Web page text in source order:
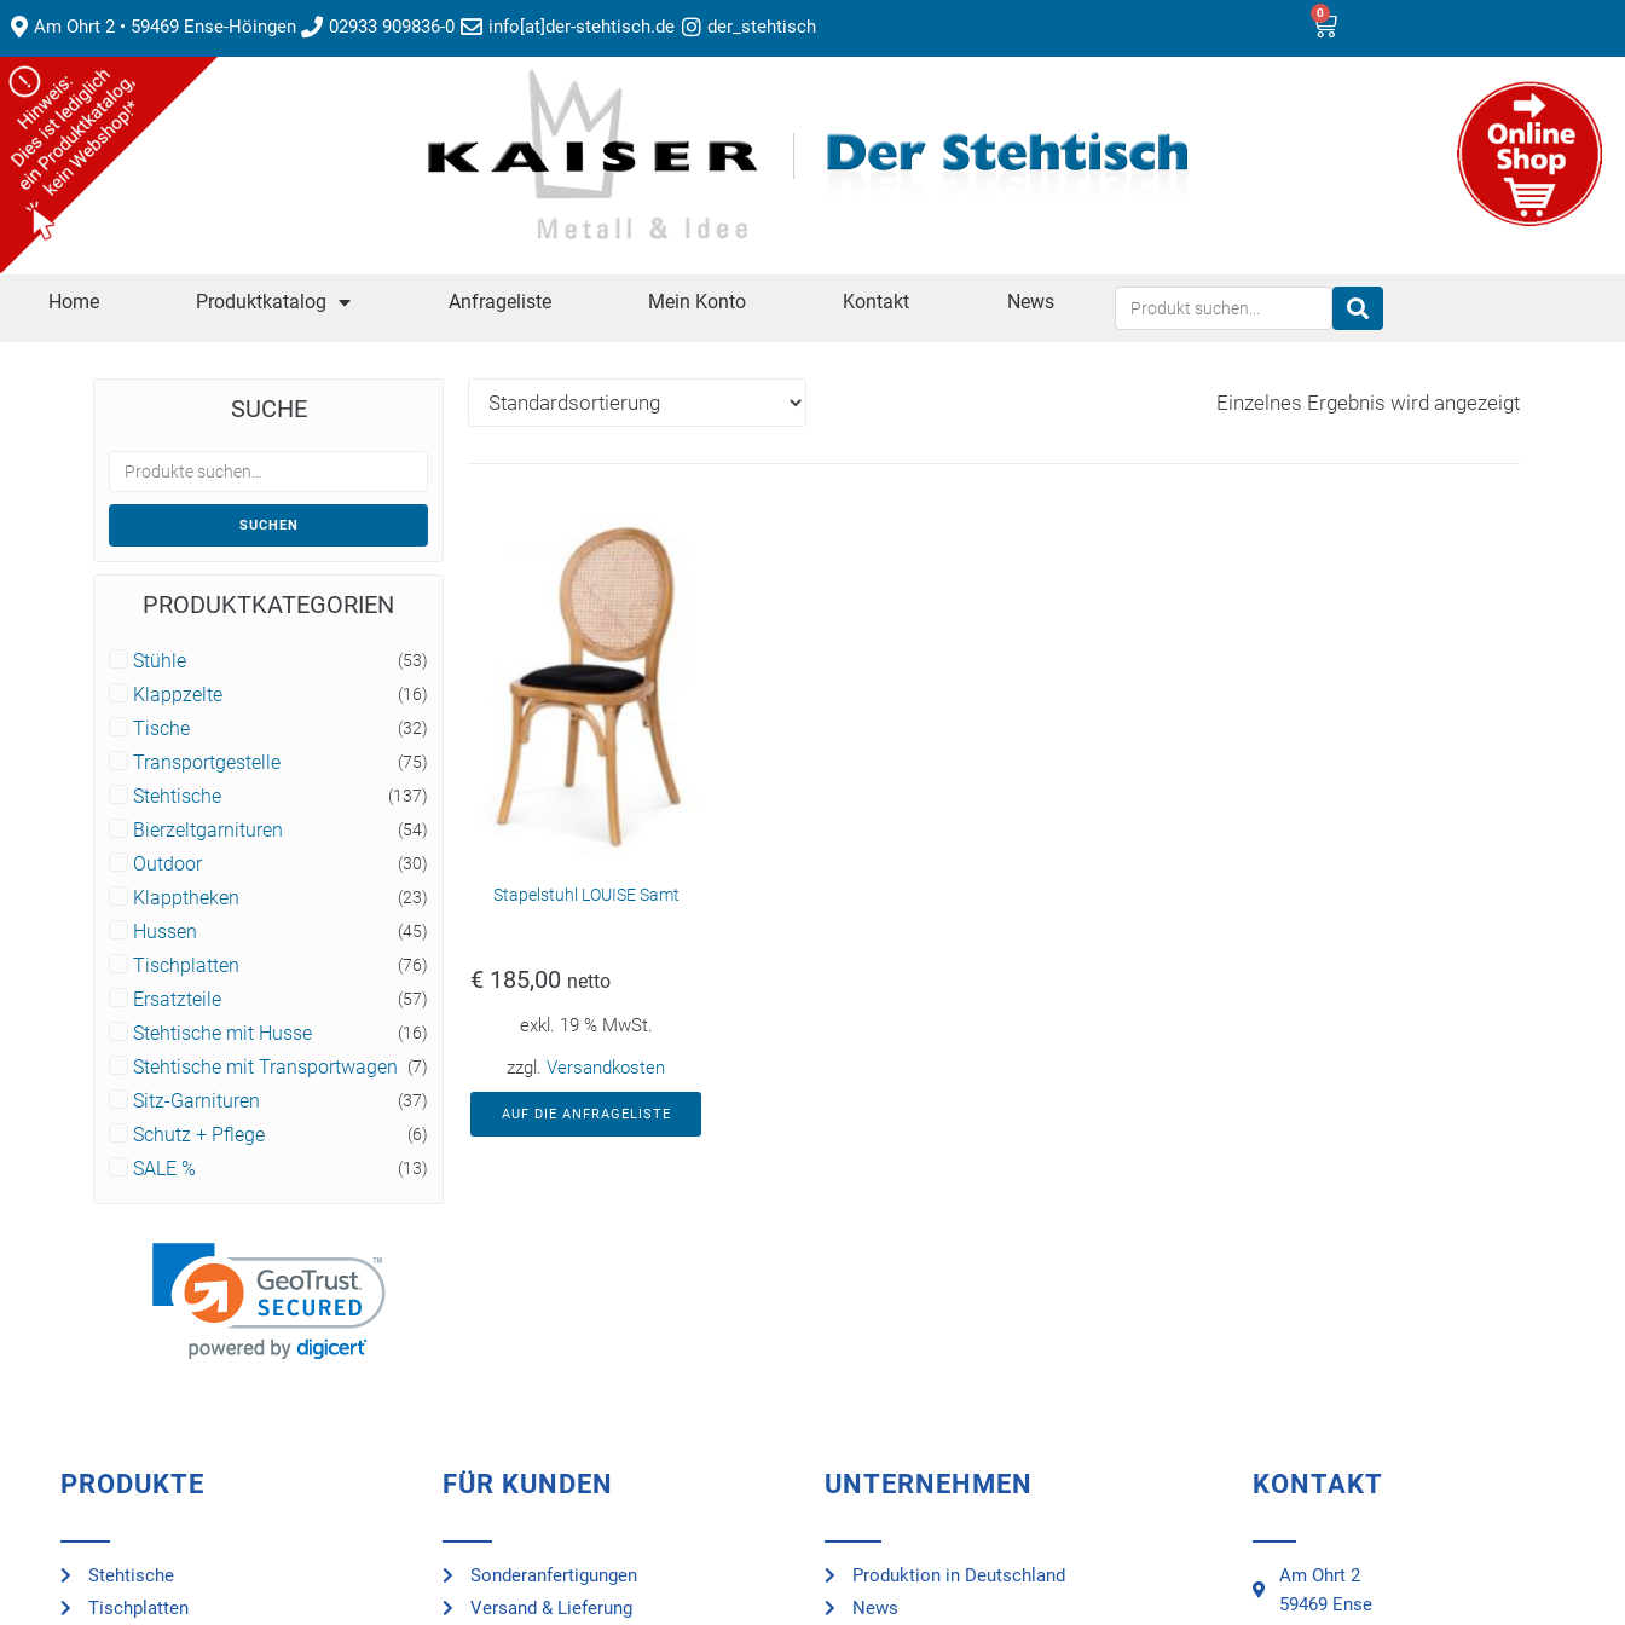
Am Ohrt 2 • 59469 Ense-Höingen 02933 909836-0 info[at]der-stehtisch.de der_stehtisch
0
Home Produktkatalog Anfrageliste Mein Konto Kontakt News
Einzelnes Ergebnis wird angezeigt
Stapelstuhl LOUISE Samt
€ 185,00 netto
exkl. 19 % MwSt.
zzgl. Versandkosten
AUF DIE ANFRAGELISTE
SUCHE
SUCHEN
PRODUKTKATEGORIEN
Stühle (53)
Klappzelte (16)
Tische (32)
Transportgestelle (75)
Stehtische (137)
Bierzeltgarnituren (54)
Outdoor (30)
Klapptheken (23)
Hussen (45)
Tischplatten (76)
Ersatzteile (57)
Stehtische mit Husse (16)
Stehtische mit Transportwagen (7)
Sitz-Garnituren (37)
Schutz + Pflege (6)
SALE % (13)
PRODUKTE
Stehtische
Tischplatten
FÜR KUNDEN
Sonderanfertigungen
Versand & Lieferung
UNTERNEHMEN
Produktion in Deutschland
News
KONTAKT
Am Ohrt 2
59469 Ense